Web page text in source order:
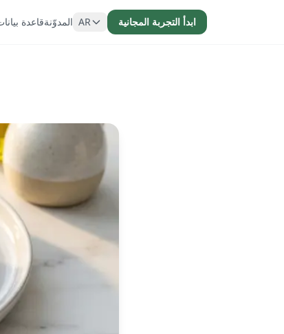
قاعدةالمدوّنة AR ابدأ التجربة المجانية